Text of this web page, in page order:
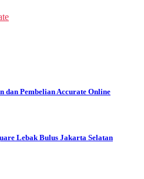
dan Pembelian Accurate Online
Lebak Bulus Jakarta Selatan